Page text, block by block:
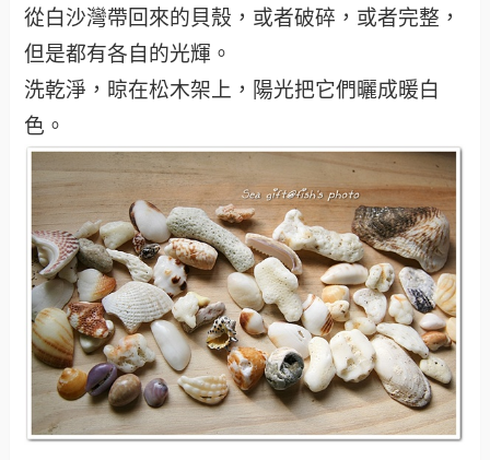
從白沙灣帶回來的貝殼，或者破碎，或者完整，
但是都有各自的光輝。
洗乾淨，晾在松木架上，陽光把它們曬成暖白
色。